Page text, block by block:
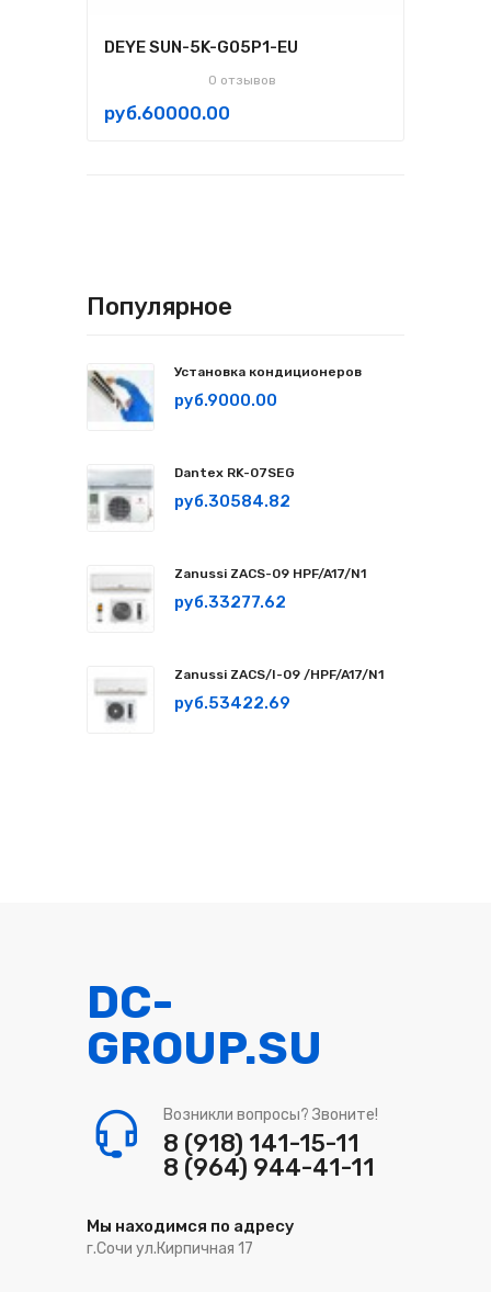
DEYE SUN-5K-G05P1-EU
0 отзывов
руб.60000.00
Популярное
Установка кондиционеров
руб.9000.00
Dantex RK-07SEG
руб.30584.82
Zanussi ZACS-09 HPF/A17/N1
руб.33277.62
Zanussi ZACS/I-09 /HPF/A17/N1
руб.53422.69
DC-
GROUP.SU
Возникли вопросы? Звоните!
8 (918) 141-15-11
8 (964) 944-41-11
Мы находимся по адресу
г.Сочи ул.Кирпичная 17